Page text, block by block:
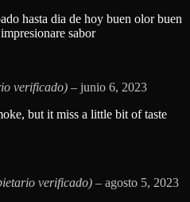
hasta dia de hoy buen olor buen
sabor
verificado) – junio 6, 2023
but it miss a little bit of taste
verificado) – agosto 5, 2023